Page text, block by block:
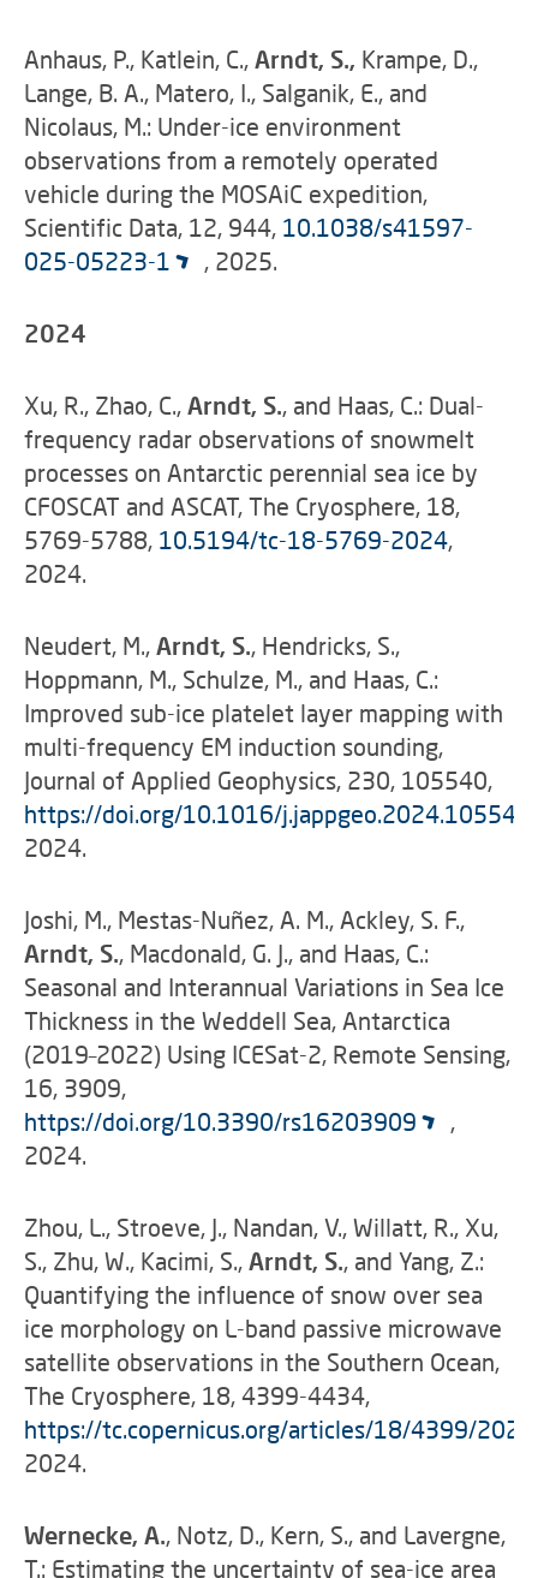
Anhaus, P., Katlein, C., Arndt, S., Krampe, D.,
Lange, B. A., Matero, I., Salganik, E., and
Nicolaus, M.: Under-ice environment
observations from a remotely operated
vehicle during the MOSAiC expedition,
Scientific Data, 12, 944, 10.1038/s41597-
025-05223-1
, 2025.
2024
Xu, R., Zhao, C., Arndt, S., and Haas, C.: Dual-
frequency radar observations of snowmelt
processes on Antarctic perennial sea ice by
CFOSCAT and ASCAT, The Cryosphere, 18,
5769-5788, 10.5194/tc-18-5769-2024,
2024.
Neudert, M., Arndt, S., Hendricks, S.,
Hoppmann, M., Schulze, M., and Haas, C.:
Improved sub-ice platelet layer mapping with
multi-frequency EM induction sounding,
Journal of Applied Geophysics, 230, 105540,
https://doi.org/10.1016/j.jappgeo.2024.105540
2024.
Joshi, M., Mestas-Nuñez, A. M., Ackley, S. F.,
Arndt, S., Macdonald, G. J., and Haas, C.:
Seasonal and Interannual Variations in Sea Ice
Thickness in the Weddell Sea, Antarctica
(2019–2022) Using ICESat-2, Remote Sensing,
16, 3909,
https://doi.org/10.3390/rs16203909
,
2024.
Zhou, L., Stroeve, J., Nandan, V., Willatt, R., Xu,
S., Zhu, W., Kacimi, S., Arndt, S., and Yang, Z.:
Quantifying the influence of snow over sea
ice morphology on L-band passive microwave
satellite observations in the Southern Ocean,
The Cryosphere, 18, 4399-4434,
https://tc.copernicus.org/articles/18/4399/
2024.
Wernecke, A., Notz, D., Kern, S., and Lavergne,
T.: Estimating the uncertainty of sea-ice area